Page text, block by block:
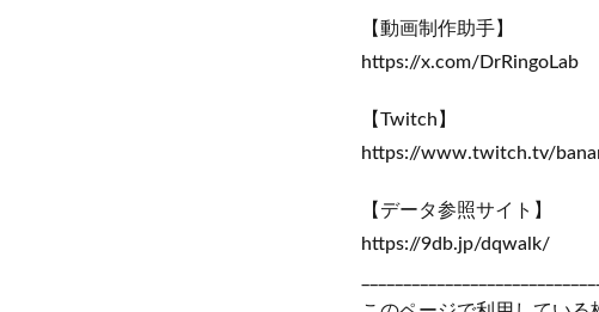
【動画制作助手】
https://x.com/DrRingoLab
【Twitch】
https://www.twitch.tv/
【データ参照サイト】
https://9db.jp/dqwalk/